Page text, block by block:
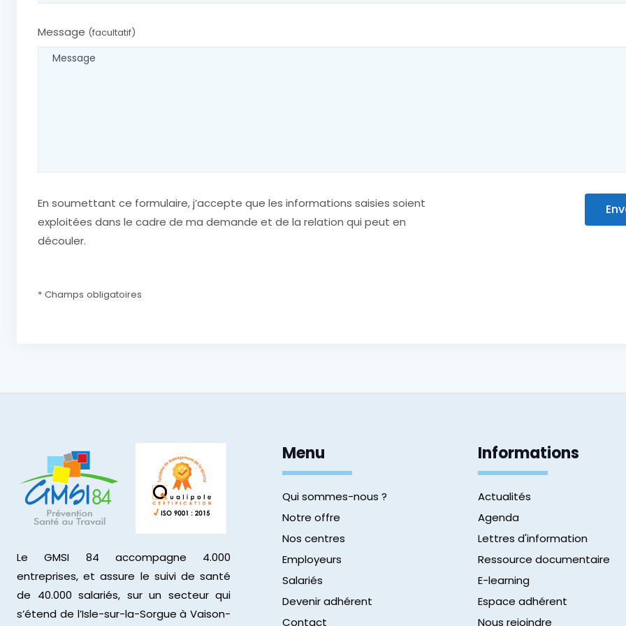
Message (facultatif)
En soumettant ce formulaire, j’accepte que les informations saisies soient
exploitées dans le cadre de ma demande et de la relation qui peut en
découler.
* Champs obligatoires
Le GMSI 84 accompagne 4.000
entreprises, et assure le suivi de santé
de 40.000 salariés, sur un secteur qui
s’étend de l’Isle-sur-la-Sorgue à Vaison-
Menu
Qui sommes-nous ?
Notre offre
Nos centres
Employeurs
Salariés
Devenir adhérent
Contact
Informations
Actualités
Agenda
Lettres d'information
Ressource documentaire
E-learning
Espace adhérent
Nous rejoindre